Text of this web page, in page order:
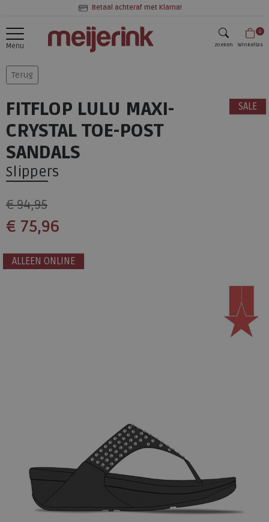
Betaal achteraf met Klarna!
Menu zoeken
0
Winkeltas
Terug
SALE
FITFLOP LULU MAXI-
CRYSTAL TOE-POST
SANDALS
Slippers
€ 94,95
€ 75,96
ALLEEN ONLINE